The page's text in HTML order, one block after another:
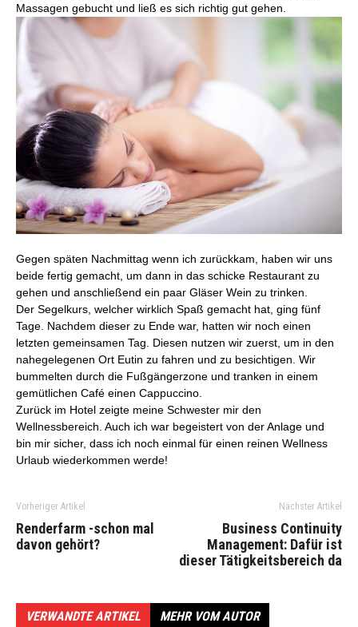
Massagen gebucht und ließ es sich richtig gut gehen.
Gegen späten Nachmittag wenn ich zurückkam, haben wir uns
beide fertig gemacht, um dann in das schicke Restaurant zu
gehen und anschließend ein paar Gläser Wein zu trinken.
Der Segelkurs, welcher wirklich Spaß gemacht hat, ging fünf
Tage. Nachdem dieser zu Ende war, hatten wir noch einen
letzten gemeinsamen Tag. Diesen nutzen wir zuerst, um in den
nahegelegenen Ort Eutin zu fahren und zu besichtigen. Wir
bummelten durch die Fußgängerzone und tranken in einem
gemütlichen Café einen Cappuccino.
Zurück im Hotel zeigte meine Schwester mir den
Wellnessbereich. Auch ich war begeistert von der Anlage und
bin mir sicher, dass ich noch einmal für einen reinen Wellness
Urlaub wiederkommen werde!
Vorheriger Artikel
Renderfarm -schon mal
davon gehört?
Nächster Artikel
Business Continuity
Management: Dafür ist
dieser Tätigkeitsbereich da
VERWANDTE ARTIKEL MEHR VOM AUTOR